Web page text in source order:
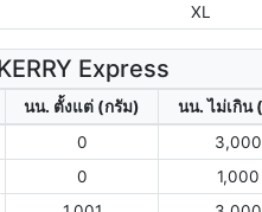
XL
Express
นน. ตั้งแต่ (กรัม) นน. ไม่เกิน
0 3,000
0 1,000